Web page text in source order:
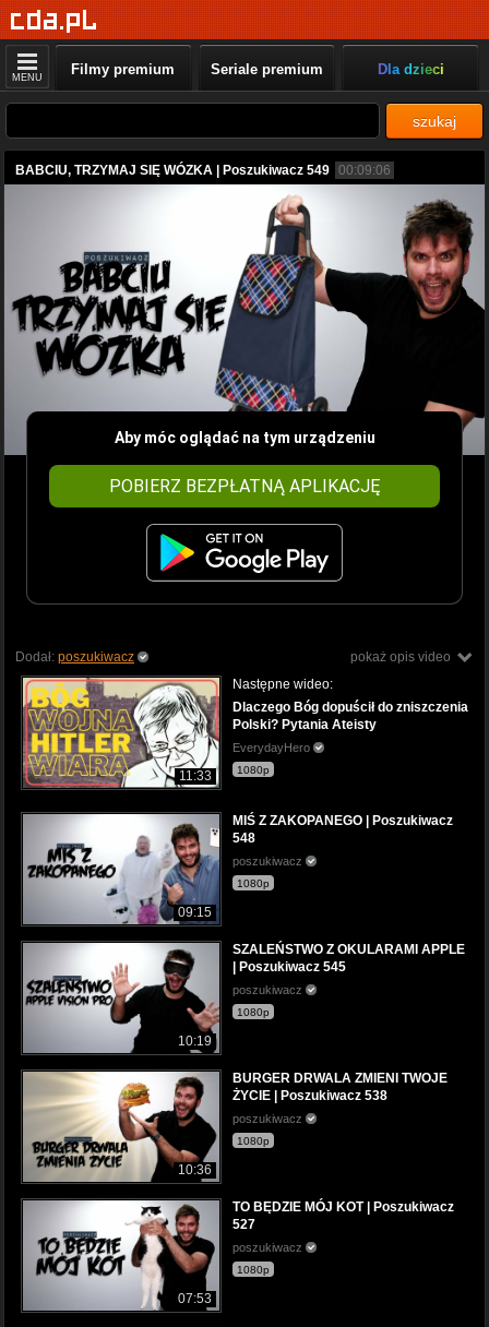
MENU Filmy premium Seriale premium Dla dzieci
szukaj
BABCIU, TRZYMAJ SIĘ WÓZKA | Poszukiwacz 549 00:09:06
Aby móc oglądać na tym urządzeniu
POBIERZ BEZPŁATNĄ APLIKACJĘ
pokaż opis video
Dodał: poszukiwacz
11:33
Następne wideo:
Dlaczego Bóg dopuścił do zniszczenia
Polski? Pytania Ateisty
EverydayHero
1080p
09:15
MIŚ Z ZAKOPANEGO | Poszukiwacz
548
poszukiwacz
1080p
10:19
SZALEŃSTWO Z OKULARAMI APPLE
| Poszukiwacz 545
poszukiwacz
1080p
10:36
BURGER DRWALA ZMIENI TWOJE
ŻYCIE | Poszukiwacz 538
poszukiwacz
1080p
07:53
TO BĘDZIE MÓJ KOT | Poszukiwacz
527
poszukiwacz
1080p